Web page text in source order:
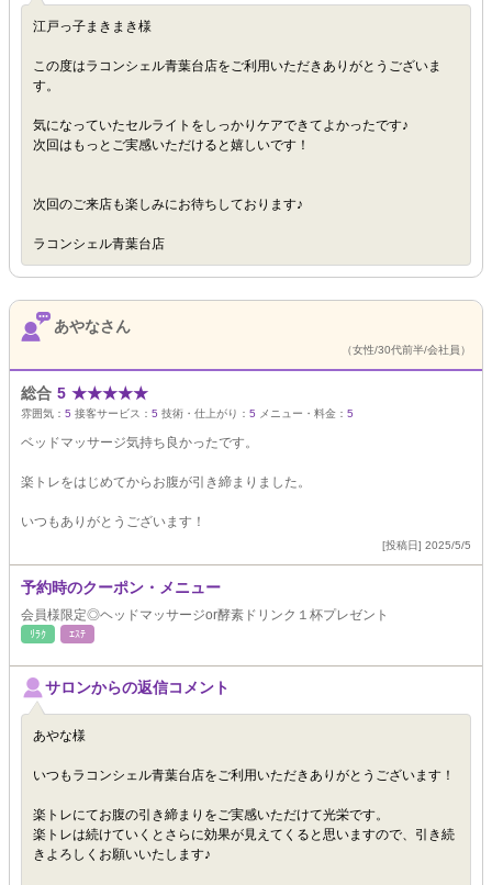
江戸っ子まきまき様
この度はラコンシェル青葉台店をご利用いただきありがとうございま
す。
気になっていたセルライトをしっかりケアできてよかったです♪
次回はもっとご実感いただけると嬉しいです！
次回のご来店も楽しみにお待ちしております♪
ラコンシェル青葉台店
あやなさん
（女性/30代前半/会社員）
総合 5 ★★★★★
雰囲気： 5 接客サービス： 5 技術・仕上がり： 5 メニュー・料金： 5
ベッドマッサージ気持ち良かったです。
楽トレをはじめてからお腹が引き締まりました。
いつもありがとうございます！
[投稿日] 2025/5/5
予約時のクーポン・メニュー
会員様限定◎ヘッドマッサージor酵素ドリンク１杯プレゼント
ﾘﾗｸ ｴｽﾃ
サロンからの返信コメント
あやな様
いつもラコンシェル青葉台店をご利用いただきありがとうございます！
楽トレにてお腹の引き締まりをご実感いただけて光栄です。
楽トレは続けていくとさらに効果が見えてくると思いますので、引き続
きよろしくお願いいたします♪